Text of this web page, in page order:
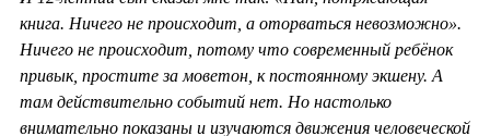
книга. Ничего не происходит, а оторваться невозможно».
Ничего не происходит, потому что современный ребёнок
привык, простите за моветон, к постоянному экшену. А
там действительно событий нет. Но настолько
внимательно показаны и изучаются движения человеческой